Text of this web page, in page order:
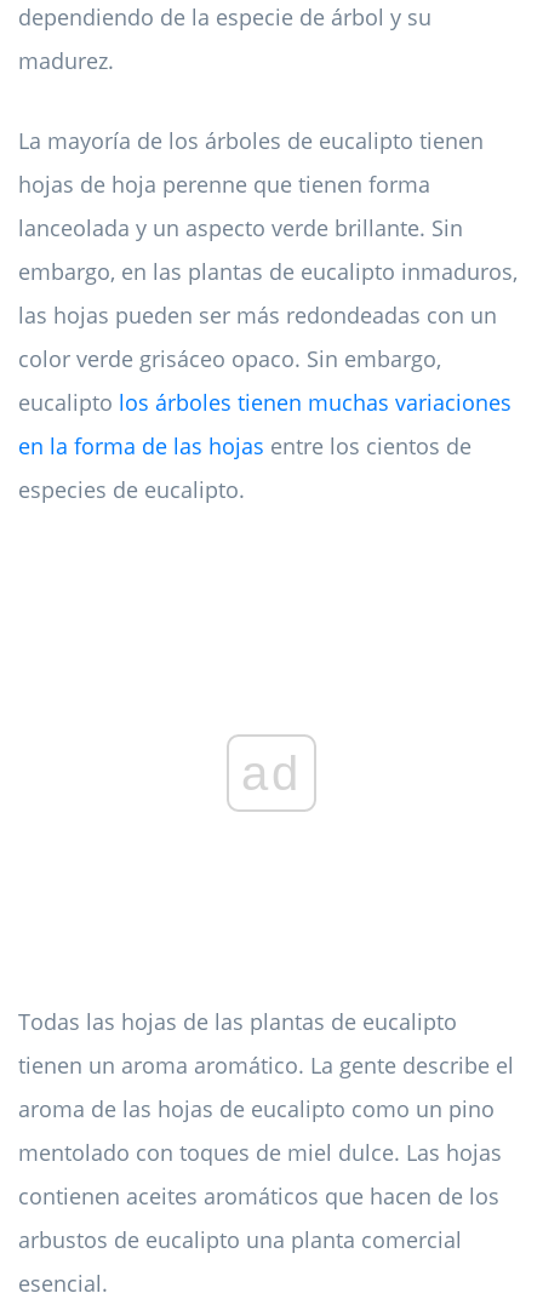
dependiendo de la especie de árbol y su
madurez.
La mayoría de los árboles de eucalipto tienen
hojas de hoja perenne que tienen forma
lanceolada y un aspecto verde brillante. Sin
embargo, en las plantas de eucalipto inmaduros,
las hojas pueden ser más redondeadas con un
color verde grisáceo opaco. Sin embargo,
eucalipto los árboles tienen muchas variaciones
en la forma de las hojas entre los cientos de
especies de eucalipto.
ad
Todas las hojas de las plantas de eucalipto
tienen un aroma aromático. La gente describe el
aroma de las hojas de eucalipto como un pino
mentolado con toques de miel dulce. Las hojas
contienen aceites aromáticos que hacen de los
arbustos de eucalipto una planta comercial
esencial.